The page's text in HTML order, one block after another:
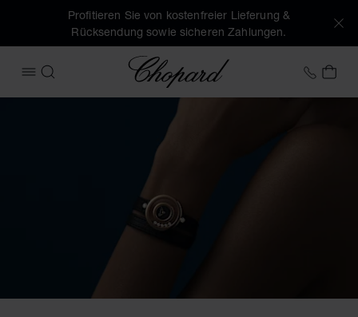
Profitieren Sie von kostenfreier Lieferung &
Rücksendung sowie sicheren Zahlungen.
MENÜ ÖFFNEN
SUCHEN
Chopard +43